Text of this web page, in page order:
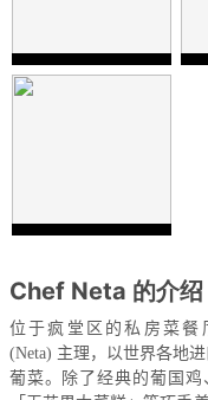
Chef Neta 的介绍
位于疯堂区的私房菜餐
(Neta) 主理，以世界各地
葡菜。除了经典的葡国